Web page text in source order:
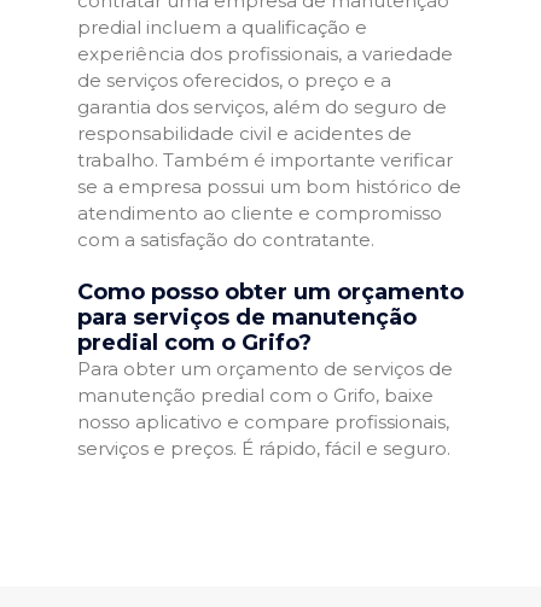
predial incluem a qualificação e
experiência dos profissionais, a variedade
de serviços oferecidos, o preço e a
garantia dos serviços, além do seguro de
responsabilidade civil e acidentes de
trabalho. Também é importante verificar
se a empresa possui um bom histórico de
atendimento ao cliente e compromisso
com a satisfação do contratante.
Como posso obter um orçamento
para serviços de manutenção
predial com o Grifo?
Para obter um orçamento de serviços de
manutenção predial com o Grifo, baixe
nosso aplicativo e compare profissionais,
serviços e preços. É rápido, fácil e seguro.